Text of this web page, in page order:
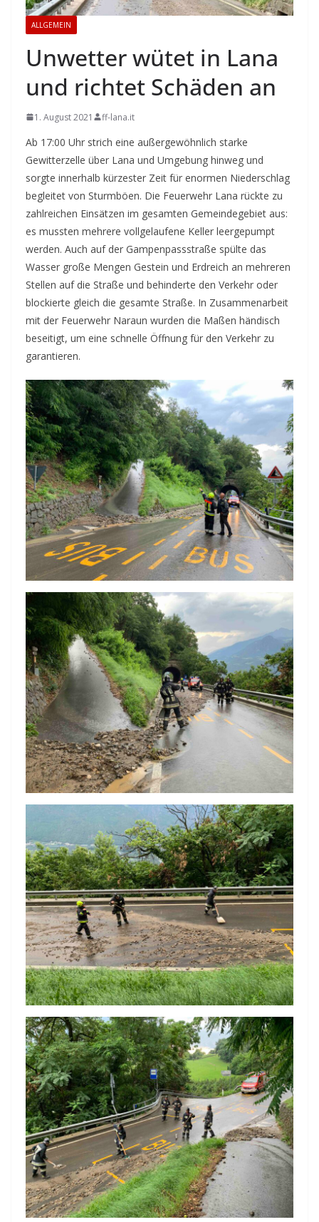
ALLGEMEIN
Unwetter wütet in Lana
und richtet Schäden an
1. August 2021 ff-lana.it
Ab 17:00 Uhr strich eine außergewöhnlich starke
Gewitterzelle über Lana und Umgebung hinweg und
sorgte innerhalb kürzester Zeit für enormen Niederschlag
begleitet von Sturmböen. Die Feuerwehr Lana rückte zu
zahlreichen Einsätzen im gesamten Gemeindegebiet aus:
es mussten mehrere vollgelaufene Keller leergepumpt
werden. Auch auf der Gampenpassstraße spülte das
Wasser große Mengen Gestein und Erdreich an mehreren
Stellen auf die Straße und behinderte den Verkehr oder
blockierte gleich die gesamte Straße. In Zusammenarbeit
mit der Feuerwehr Naraun wurden die Maßen händisch
beseitigt, um eine schnelle Öffnung für den Verkehr zu
garantieren.